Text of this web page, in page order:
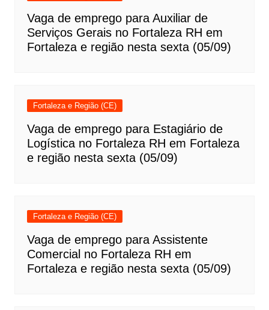
Vaga de emprego para Auxiliar de
Serviços Gerais no Fortaleza RH em
Fortaleza e região nesta sexta (05/09)
Fortaleza e Região (CE)
Vaga de emprego para Estagiário de
Logística no Fortaleza RH em Fortaleza
e região nesta sexta (05/09)
Fortaleza e Região (CE)
Vaga de emprego para Assistente
Comercial no Fortaleza RH em
Fortaleza e região nesta sexta (05/09)